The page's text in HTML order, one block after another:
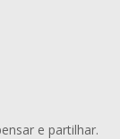
e partilhar.